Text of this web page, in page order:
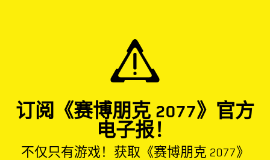
订阅《赛博朋克 2077》官方
电子报！
不仅只有游戏！获取《赛博朋克 2077》